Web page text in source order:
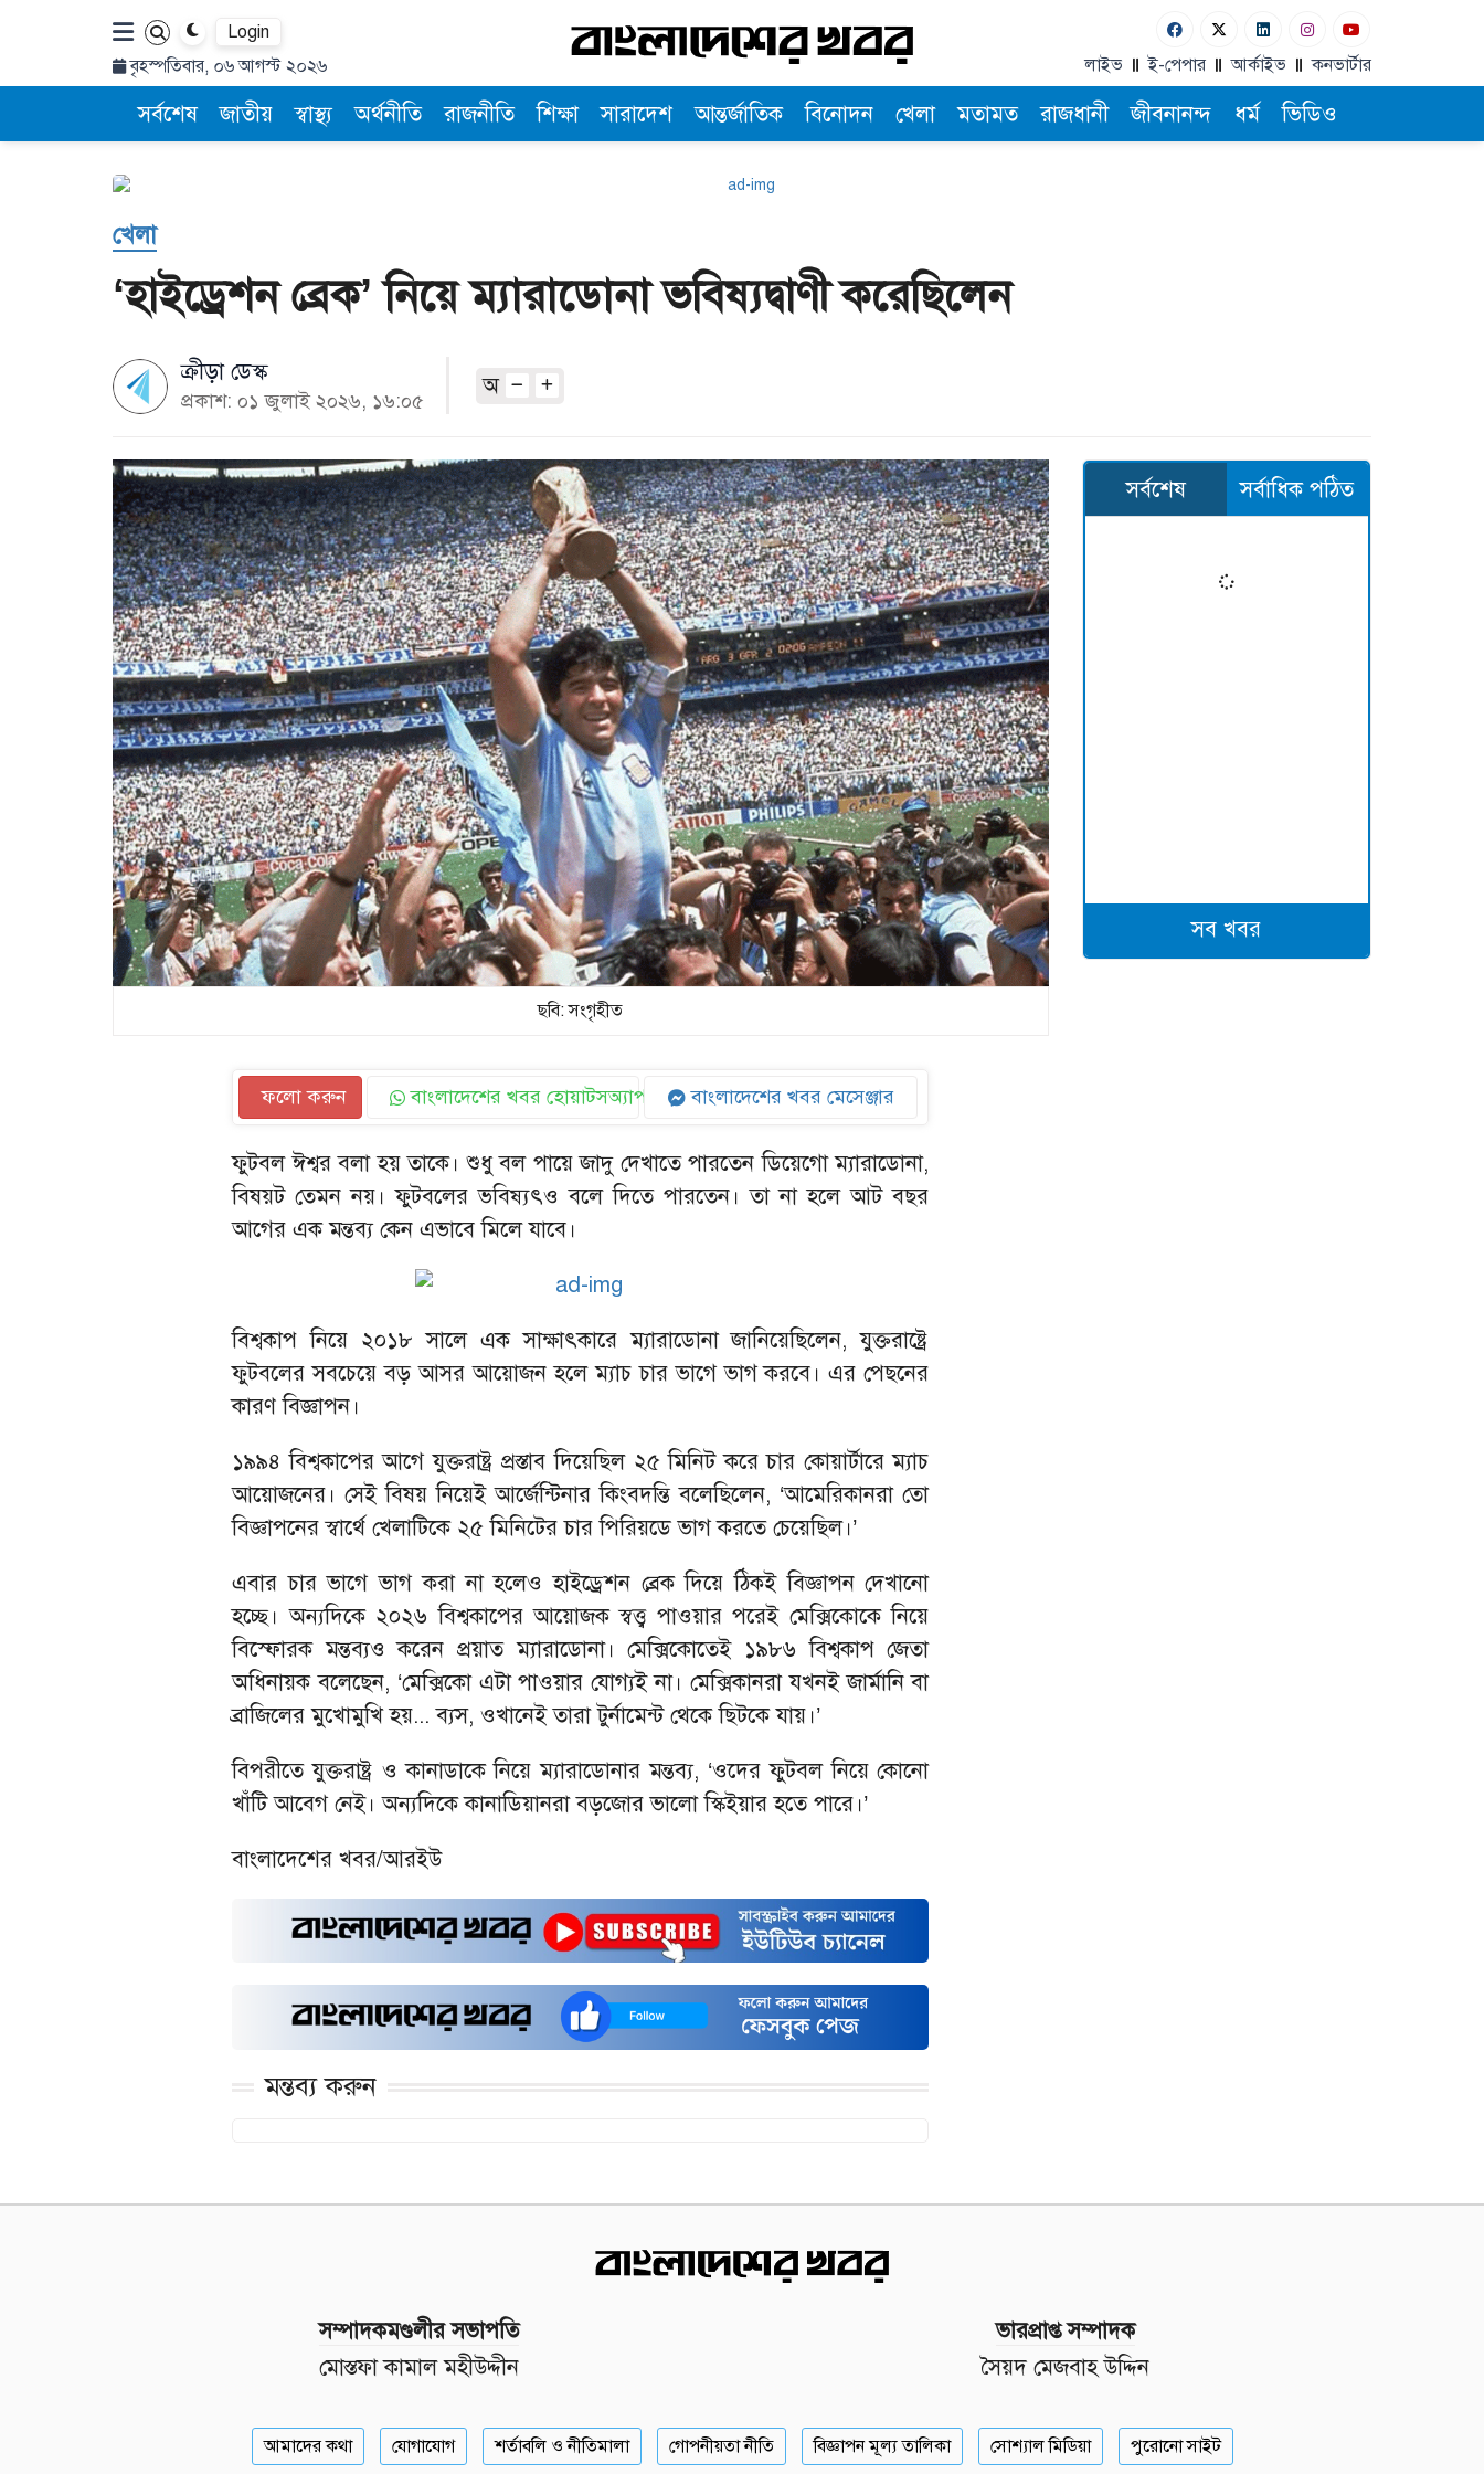
Login
বৃহস্পতিবার, ০৬ আগস্ট ২০২৬
লাইভ ই-পেপার আর্কাইভ কনভার্টার
সর্বশেষ জাতীয় স্বাস্থ্য অর্থনীতি রাজনীতি শিক্ষা সারাদেশ আন্তর্জাতিক বিনোদন খেলা মতামত রাজধানী জীবনানন্দ ধর্ম ভিডিও
খেলা
‘হাইড্রেশন ব্রেক’ নিয়ে ম্যারাডোনা ভবিষ্যদ্বাণী করেছিলেন
ক্রীড়া ডেস্ক
প্রকাশ: ০১ জুলাই ২০২৬, ১৬:০৫
অ
ছবি: সংগৃহীত
ফলো করুন বাংলাদেশের খবর হোয়াটসঅ্যাপ বাংলাদেশের খবর মেসেঞ্জার
ফুটবল ঈশ্বর বলা হয় তাকে। শুধু বল পায়ে জাদু দেখাতে পারতেন ডিয়েগো ম্যারাডোনা,
বিষয়ট তেমন নয়। ফুটবলের ভবিষ্যৎও বলে দিতে পারতেন। তা না হলে আট বছর
আগের এক মন্তব্য কেন এভাবে মিলে যাবে।
বিশ্বকাপ নিয়ে ২০১৮ সালে এক সাক্ষাৎকারে ম্যারাডোনা জানিয়েছিলেন, যুক্তরাষ্ট্রে
ফুটবলের সবচেয়ে বড় আসর আয়োজন হলে ম্যাচ চার ভাগে ভাগ করবে। এর পেছনের
কারণ বিজ্ঞাপন।
১৯৯৪ বিশ্বকাপের আগে যুক্তরাষ্ট্র প্রস্তাব দিয়েছিল ২৫ মিনিট করে চার কোয়ার্টারে ম্যাচ
আয়োজনের। সেই বিষয় নিয়েই আর্জেন্টিনার কিংবদন্তি বলেছিলেন, ‘আমেরিকানরা তো
বিজ্ঞাপনের স্বার্থে খেলাটিকে ২৫ মিনিটের চার পিরিয়ডে ভাগ করতে চেয়েছিল।’
এবার চার ভাগে ভাগ করা না হলেও হাইড্রেশন ব্রেক দিয়ে ঠিকই বিজ্ঞাপন দেখানো
হচ্ছে। অন্যদিকে ২০২৬ বিশ্বকাপের আয়োজক স্বত্ত্ব পাওয়ার পরেই মেক্সিকোকে নিয়ে
বিস্ফোরক মন্তব্যও করেন প্রয়াত ম্যারাডোনা। মেক্সিকোতেই ১৯৮৬ বিশ্বকাপ জেতা
অধিনায়ক বলেছেন, ‘মেক্সিকো এটা পাওয়ার যোগ্যই না। মেক্সিকানরা যখনই জার্মানি বা
ব্রাজিলের মুখোমুখি হয়... ব্যস, ওখানেই তারা টুর্নামেন্ট থেকে ছিটকে যায়।’
বিপরীতে যুক্তরাষ্ট্র ও কানাডাকে নিয়ে ম্যারাডোনার মন্তব্য, ‘ওদের ফুটবল নিয়ে কোনো
খাঁটি আবেগ নেই। অন্যদিকে কানাডিয়ানরা বড়জোর ভালো স্কিইয়ার হতে পারে।’
বাংলাদেশের খবর/আরইউ
মন্তব্য করুন
সর্বশেষ সর্বাধিক পঠিত
সব খবর
সম্পাদকমণ্ডলীর সভাপতি
মোস্তফা কামাল মহীউদ্দীন
ভারপ্রাপ্ত সম্পাদক
সৈয়দ মেজবাহ উদ্দিন
আমাদের কথা যোগাযোগ শর্তাবলি ও নীতিমালা গোপনীয়তা নীতি বিজ্ঞাপন মূল্য তালিকা সোশ্যাল মিডিয়া পুরোনো সাইট